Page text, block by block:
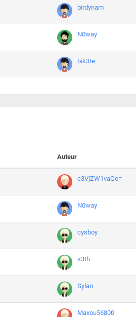
birdynam
N0way
bik3te
Auteur
c3VjZW1vaQo=
N0way
cysboy
s3th
Sylan
Maxou56800